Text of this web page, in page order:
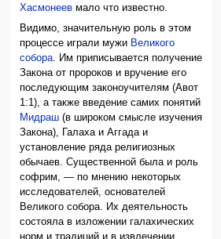
Хасмонеев мало что известно.
Видимо, значительную роль в этом
процессе играли мужи Великого
собора . Им приписывается получение
Закона от пророков и вручение его
последующим законоучителям (Авот
1:1), а также введение самих понятий
Мидраш (в широком смысле изучения
Закона), Галаха и Аггада и
установление ряда религиозных
обычаев. Существенной была и роль
софрим, — по мнению некоторых
исследователей, основателей
Великого собора. Их деятельность
состояла в изложении галахических
норм и традиций и в извлечении